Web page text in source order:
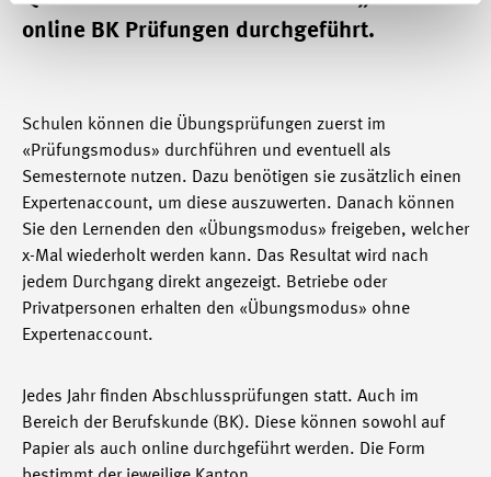
online BK Prüfungen durchgeführt.
Schulen können die Übungsprüfungen zuerst im
«Prüfungsmodus» durchführen und eventuell als
Semesternote nutzen. Dazu benötigen sie zusätzlich einen
Expertenaccount, um diese auszuwerten. Danach können
Sie den Lernenden den «Übungsmodus» freigeben, welcher
x-Mal wiederholt werden kann. Das Resultat wird nach
jedem Durchgang direkt angezeigt. Betriebe oder
Privatpersonen erhalten den «Übungsmodus» ohne
Expertenaccount.
Jedes Jahr finden Abschlussprüfungen statt. Auch im
Bereich der Berufskunde (BK). Diese können sowohl auf
Papier als auch online durchgeführt werden. Die Form